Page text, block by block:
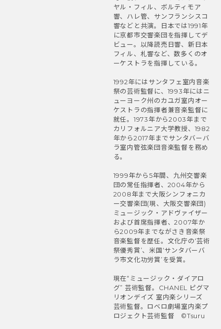
ヤル・フィル、ボルティモア
響、ハレ管、サンフランシスコ
響などと共演。日本では1991年
に京都市交響楽団を指揮してデ
ビュー。以降読売日響、新日本
フィル、札響など、数多くのオ
ーケストラを指揮している。
1992年にはサンタフェ室内音楽
祭の芸術監督に、1993年にはニ
ューヨーク州のカユガ室内オー
ケストラの指揮者兼音楽監督に
就任。1973年から2003年まで
カリフォルニア大学教授、1982
年から2017年までサンタバーバ
ラ室内管弦楽団音楽監督を務め
る。
1999年から5年間、九州交響楽
団の常任指揮者、2004年から
2008年まで大阪シンフォニカ
ー交響楽団(現、大阪交響楽団)
ミュージック・アドヴァイザー
および首席指揮者、2007年か
ら2009年までながさき音楽祭
音楽監督を歴任。文化庁の‘芸術
祭優秀賞’、米国‘サンタバーバ
ラ市文化功労賞’を受賞。
現在“ミュージック・ダイアロ
グ” 芸術監督。CHANEL ピグマ
リオンデイズ 室内楽シリーズ
芸術監督。ロベロ劇場室内楽プ
ロジェクト芸術監督 ©Tsuru